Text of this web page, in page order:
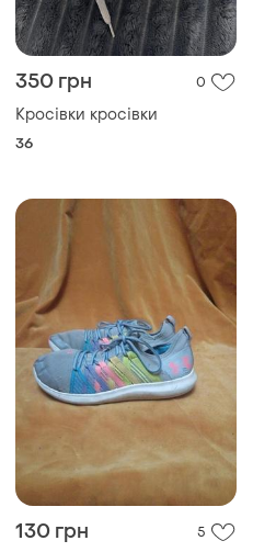
350 грн 0
Кросівки кросівки
36
130 грн 5